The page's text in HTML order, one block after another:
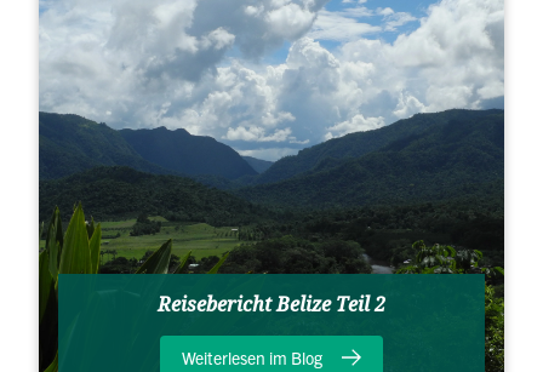
Reisebericht Belize Teil 2
Weiterlesen im Blog